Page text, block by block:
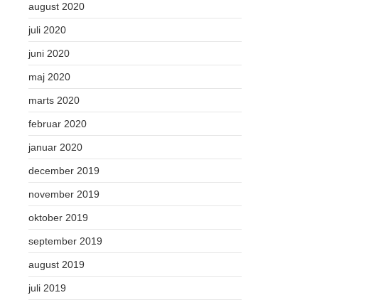
august 2020
juli 2020
juni 2020
maj 2020
marts 2020
februar 2020
januar 2020
december 2019
november 2019
oktober 2019
september 2019
august 2019
juli 2019